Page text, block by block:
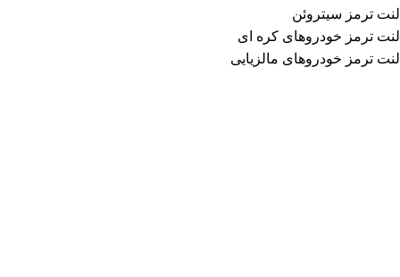
لنت ترمز سیتروئن
لنت ترمز خودروهای کره ای
لنت ترمز خودروهای مالزیایی